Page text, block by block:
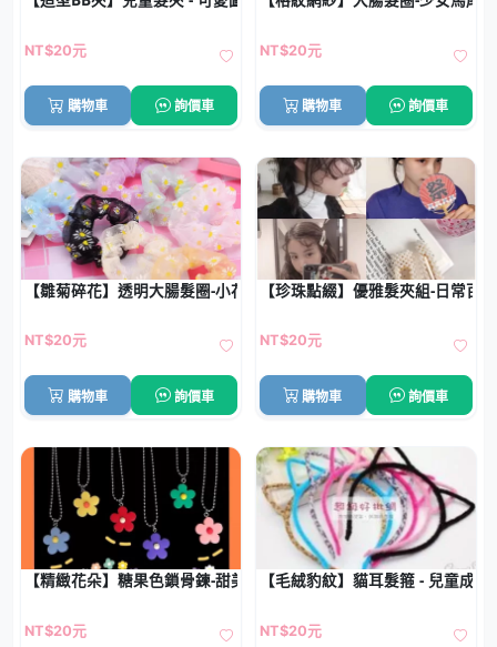
NT$20元
購物車 詢價車
NT$20元
購物車 詢價車
【雛菊碎花】透明大腸髮圈-小花馬尾髮飾
NT$20元
購物車 詢價車
【珍珠點綴】優雅髮夾組-日常百
NT$20元
購物車 詢價車
【精緻花朵】糖果色鎖骨鍊-甜美氣質項鍊
NT$20元
【毛絨豹紋】貓耳髮箍 - 兒童成
NT$20元